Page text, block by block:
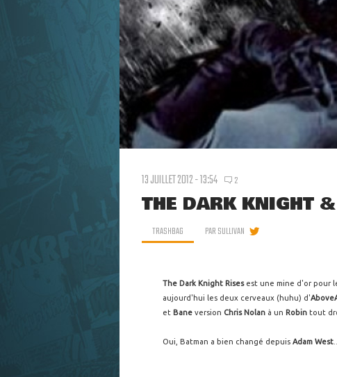
13 JUILLET 2012 - 13:54 2
THE DARK KNIGHT
TRASHBAG PARSULLIVAN
The Dark Knight Risesest une mine d'or pour
aujourd'hui les deux cerveaux (huhu) d'
et Bane version Chris Nolan à un Robin tout
Oui, Batman a bien changé depuis Adam West